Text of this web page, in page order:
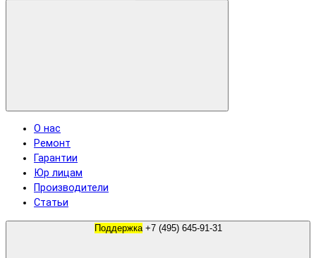
О нас
Ремонт
Гарантии
Юр лицам
Производители
Статьи
Поддержка